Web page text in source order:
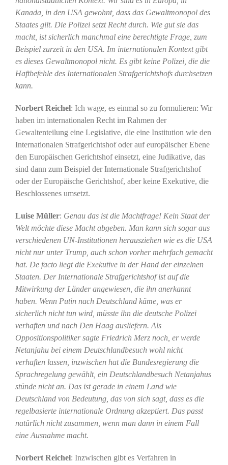
Kanada, in den USA gewohnt, dass das Gewaltmonopol des
Staates gilt. Die Polizei setzt Recht durch. Wie gut sie das
macht, ist sicherlich manchmal eine berechtigte Frage, zum
Beispiel zurzeit in den USA. Im internationalen Kontext gibt
es dieses Gewaltmonopol nicht. Es gibt keine Polizei, die die
Haftbefehle des Internationalen Strafgerichtshofs durchsetzen
kann.
Norbert Reichel: Ich wage, es einmal so zu formulieren: Wir
haben im internationalen Recht im Rahmen der
Gewaltenteilung eine Legislative, die eine Institution wie den
Internationalen Strafgerichtshof oder auf europäischer Ebene
den Europäischen Gerichtshof einsetzt, eine Judikative, das
sind dann zum Beispiel der Internationale Strafgerichtshof
oder der Europäische Gerichtshof, aber keine Exekutive, die
Beschlossenes umsetzt.
Luise Müller: Genau das ist die Machtfrage! Kein Staat der
Welt möchte diese Macht abgeben. Man kann sich sogar aus
verschiedenen UN-Institutionen herausziehen wie es die USA
nicht nur unter Trump, auch schon vorher mehrfach gemacht
hat. De facto liegt die Exekutive in der Hand der einzelnen
Staaten. Der Internationale Strafgerichtshof ist auf die
Mitwirkung der Länder angewiesen, die ihn anerkannt
haben. Wenn Putin nach Deutschland käme, was er
sicherlich nicht tun wird, müsste ihn die deutsche Polizei
verhaften und nach Den Haag ausliefern. Als
Oppositionspolitiker sagte Friedrich Merz noch, er werde
Netanjahu bei einem Deutschlandbesuch wohl nicht
verhaften lassen, inzwischen hat die Bundesregierung die
Sprachregelung gewählt, ein Deutschlandbesuch Netanjahus
stünde nicht an. Das ist gerade in einem Land wie
Deutschland von Bedeutung, das von sich sagt, dass es die
regelbasierte internationale Ordnung akzeptiert. Das passt
natürlich nicht zusammen, wenn man dann in einem Fall
eine Ausnahme macht.
Norbert Reichel: Inzwischen gibt es Verfahren in